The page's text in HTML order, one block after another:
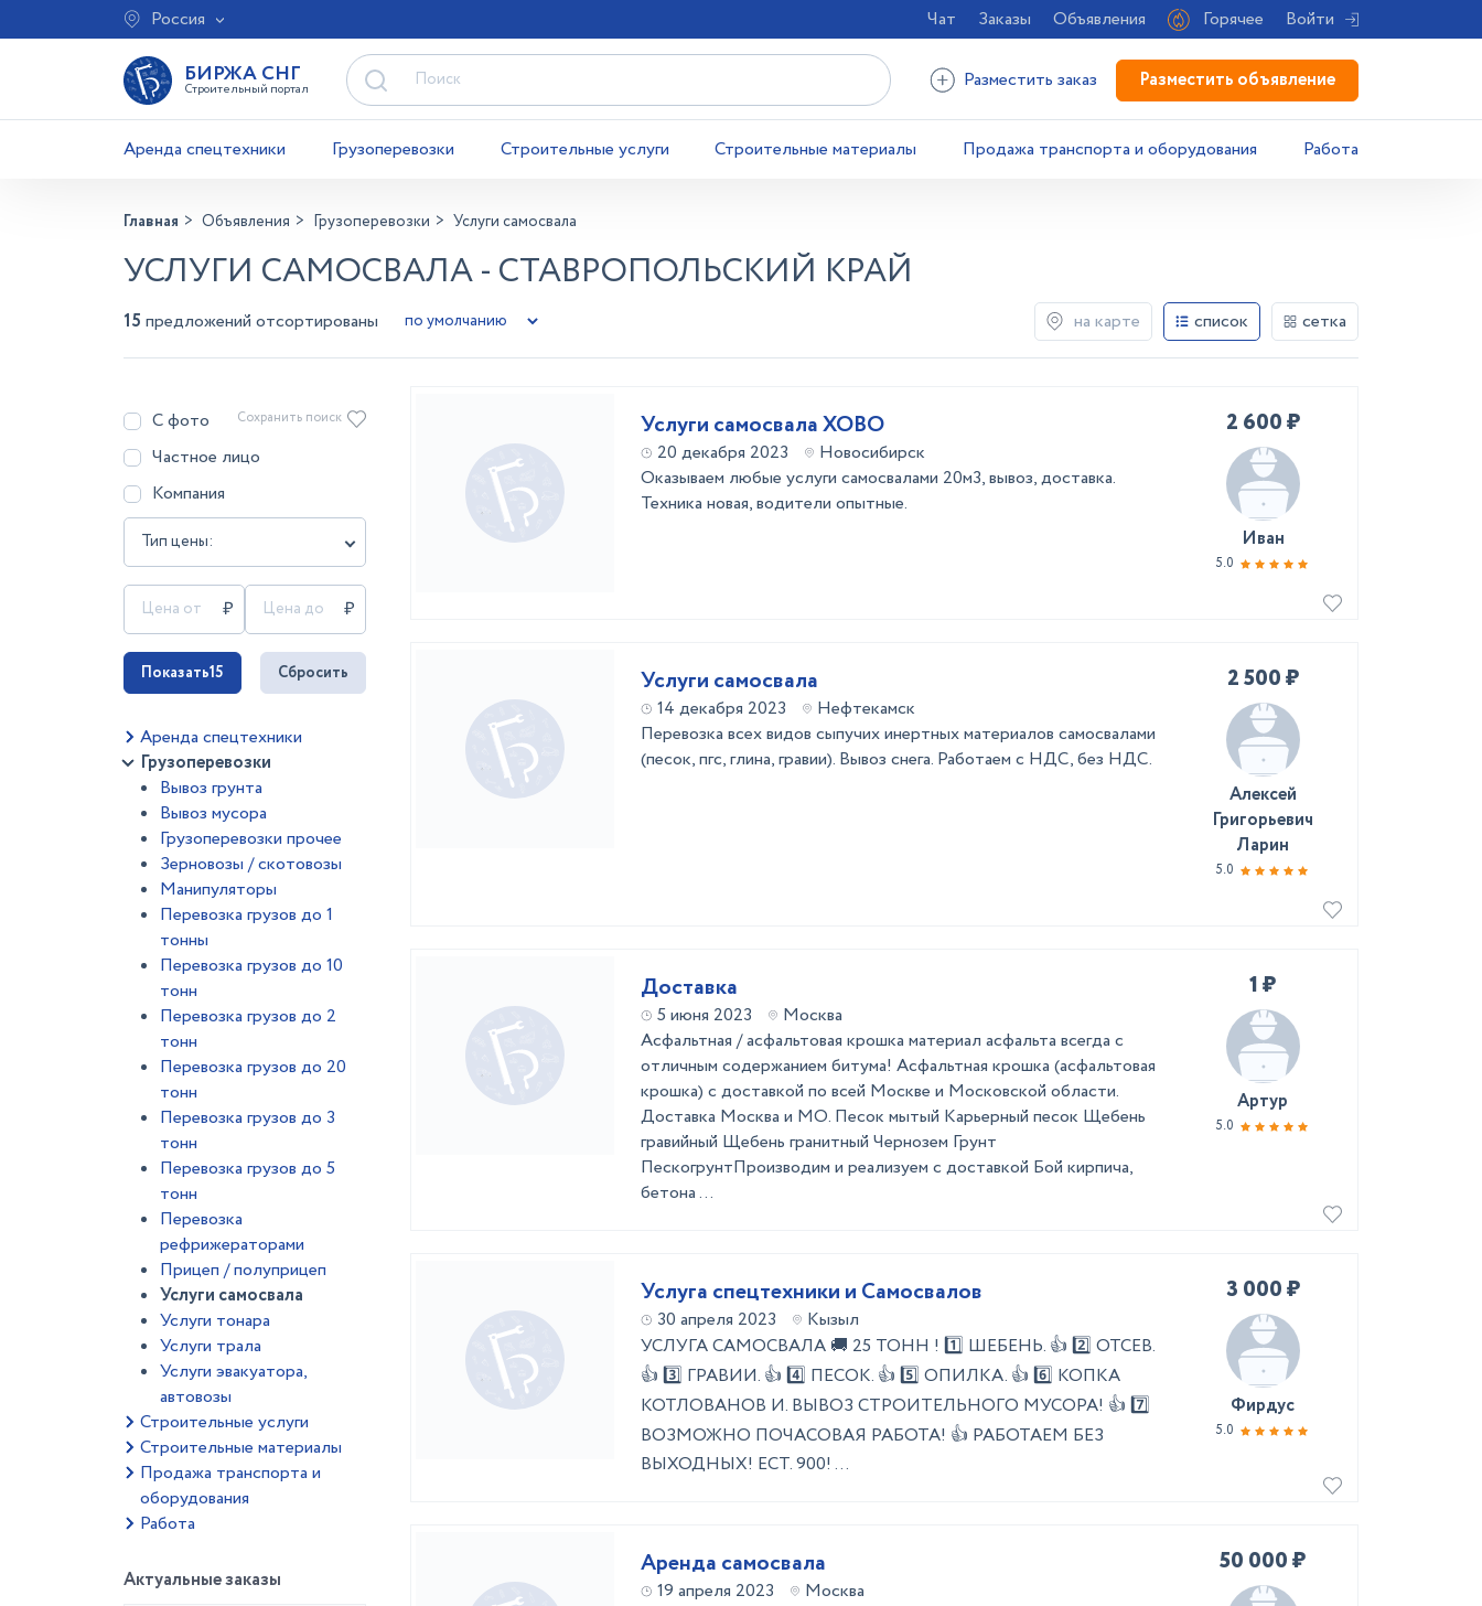
Россия Чат Заказы Объявления Горячее Войти
БИРЖА СНГ
Строительный портал Разместить заказ Разместить объявление
Аренда спецтехники Грузоперевозки Строительные услуги Строительные материалы Продажа транспорта и оборудования Работа
Главная Объявления Грузоперевозки Услуги самосвала
УСЛУГИ САМОСВАЛА - СТАВРОПОЛЬСКИЙ КРАЙ
15 предложений отсортированы на карте список сетка
С фото
Частное лицо
Компания
Тип цены:
Сохранить поиск
Показать15 Сбросить
Аренда спецтехники
Грузоперевозки
Вывоз грунта
Вывоз мусора
Грузоперевозки прочее
Зерновозы / скотовозы
Манипуляторы
Перевозка грузов до 1
тонны
Перевозка грузов до 10
тонн
Перевозка грузов до 2
тонн
Перевозка грузов до 20
тонн
Перевозка грузов до 3
тонн
Перевозка грузов до 5
тонн
Перевозка
рефрижераторами
Прицеп / полуприцеп
Услуги самосвала
Услуги тонара
Услуги трала
Услуги эвакуатора,
автовозы
Строительные услуги
Строительные материалы
Продажа транспорта и
оборудования
Работа
Актуальные заказы
Услуги самосвала ХОВО
20 декабря 2023
Новосибирск
Оказываем любые услуги самосвалами 20м3, вывоз, доставка.
Техника новая, водители опытные.
2 600 ₽
Иван
5.0
Услуги самосвала
14 декабря 2023
Нефтекамск
Перевозка всех видов сыпучих инертных материалов самосвалами
(песок, пгс, глина, гравии). Вывоз снега. Работаем с НДС, без НДС.
2 500 ₽
Алексей
Григорьевич
Ларин
5.0
Доставка
5 июня 2023
Москва
Асфальтная / асфальтовая крошка материал асфальта всегда с
отличным содержанием битума! Асфальтная крошка (асфальтовая
крошка) с доставкой по всей Москве и Московской области.
Доставка Москва и МО. Песок мытый Карьерный песок Щебень
гравийный Щебень гранитный Чернозем Грунт
ПескогрунтПроизводим и реализуем с доставкой Бой кирпича,
бетона ...
1 ₽
Артур
5.0
Услуга спецтехники и Самосвалов
30 апреля 2023
Кызыл
УСЛУГА САМОСВАЛА 🚚 25 ТОНН ! 1️⃣ ШЕБЕНЬ. 👍 2️⃣ ОТСЕВ.
👍 3️⃣ ГРАВИИ. 👍 4️⃣ ПЕСОК. 👍 5️⃣ ОПИЛКА. 👍 6️⃣ КОПКА
КОТЛОВАНОВ И. ВЫВОЗ СТРОИТЕЛЬНОГО МУСОРА! 👍 7️⃣
ВОЗМОЖНО ПОЧАСОВАЯ РАБОТА! 👍 РАБОТАЕМ БЕЗ
ВЫХОДНЫХ! ЕСТ. 900! ...
3 000 ₽
Фирдус
5.0
Аренда самосвала
19 апреля 2023
Москва
50 000 ₽